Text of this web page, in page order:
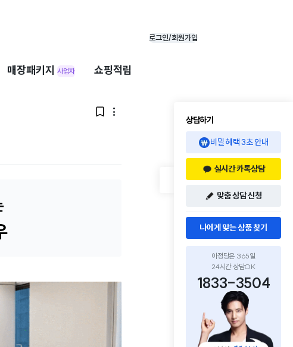
로그인/회원가입
매장패키지 사업자 쇼핑적립
  상담하기
비밀 혜택 3초 안내
실시간 카톡상담
맞춤 상담 신청
나에게 맞는 상품 찾기
아정당은 365일
24시간 상담OK
1833-3504